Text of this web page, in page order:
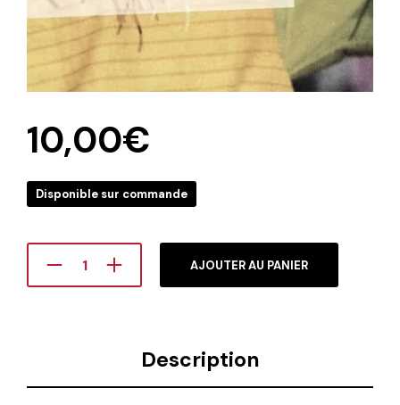
10,00€
Disponible sur commande
AJOUTER AU PANIER
Description